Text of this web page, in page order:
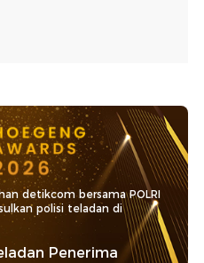
detikcom bersama POLRI
polisi teladan di
Penerima